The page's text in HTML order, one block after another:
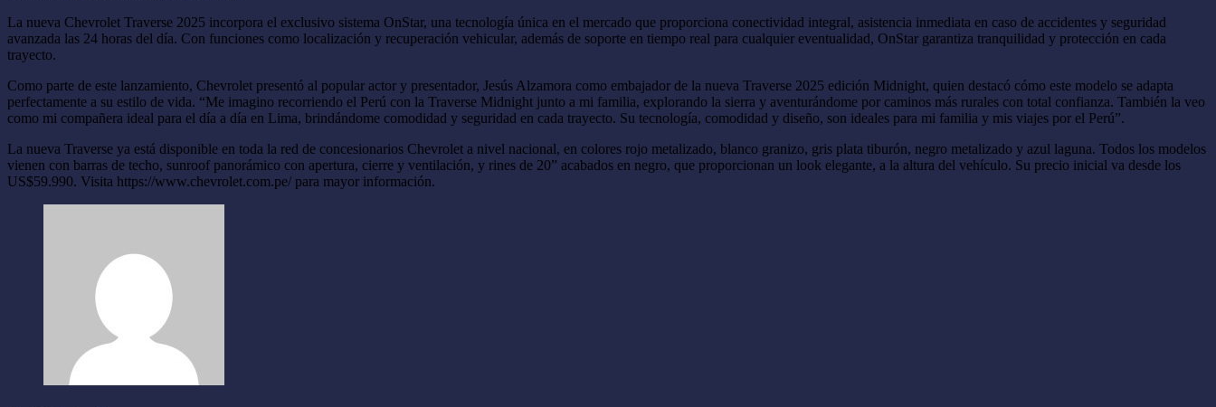
La nueva Chevrolet Traverse 2025 incorpora el exclusivo sistema OnStar, una tecnología única en el mercado que proporciona conectividad integral, asistencia inmediata en caso de accidentes y seguridad
avanzada las 24 horas del día. Con funciones como localización y recuperación vehicular, además de soporte en tiempo real para cualquier eventualidad, OnStar garantiza tranquilidad y protección en cada
trayecto.
Como parte de este lanzamiento, Chevrolet presentó al popular actor y presentador, Jesús Alzamora como embajador de la nueva Traverse 2025 edición Midnight, quien destacó cómo este modelo se adapta
perfectamente a su estilo de vida. “Me imagino recorriendo el Perú con la Traverse Midnight junto a mi familia, explorando la sierra y aventurándome por caminos más rurales con total confianza. También la veo
como mi compañera ideal para el día a día en Lima, brindándome comodidad y seguridad en cada trayecto. Su tecnología, comodidad y diseño, son ideales para mi familia y mis viajes por el Perú”.
La nueva Traverse ya está disponible en toda la red de concesionarios Chevrolet a nivel nacional, en colores rojo metalizado, blanco granizo, gris plata tiburón, negro metalizado y azul laguna. Todos los modelos
vienen con barras de techo, sunroof panorámico con apertura, cierre y ventilación, y rines de 20” acabados en negro, que proporcionan un look elegante, a la altura del vehículo. Su precio inicial va desde los
US$59.990. Visita https://www.chevrolet.com.pe/ para mayor información.